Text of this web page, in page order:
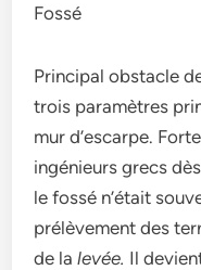
Fossé
Principal obstacle
trois paramètres
mur d’escarpe.
ingénieurs grecs
le fossé n’était
prélèvement des
de lalevée. Il